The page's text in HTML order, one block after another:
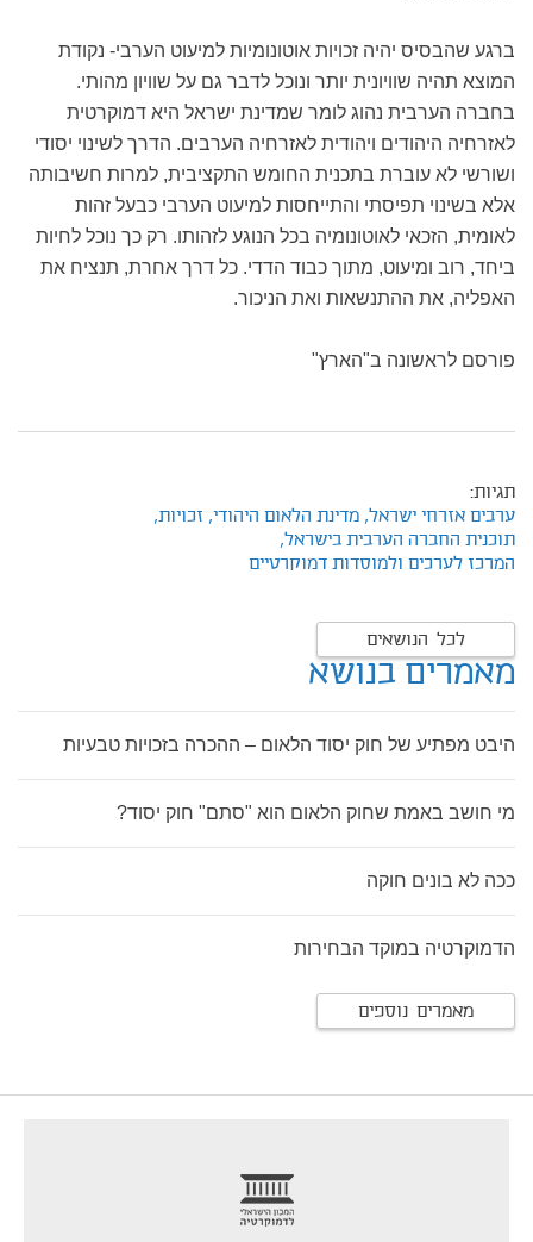
ברגע שהבסיס יהיה זכויות אוטונומיות למיעוט הערבי- נקודת
המוצא תהיה שוויונית יותר ונוכל לדבר גם על שוויון מהותי.
בחברה הערבית נהוג לומר שמדינת ישראל היא דמוקרטית
לאזרחיה היהודים ויהודית לאזרחיה הערבים. הדרך לשינוי יסודי
ושורשי לא עוברת בתכנית החומש התקציבית, למרות חשיבותה
אלא בשינוי תפיסתי והתייחסות למיעוט הערבי כבעל זהות
לאומית, הזכאי לאוטונומיה בכל הנוגע לזהותו. רק כך נוכל לחיות
ביחד, רוב ומיעוט, מתוך כבוד הדדי. כל דרך אחרת, תנציח את
האפליה, את ההתנשאות ואת הניכור.
פורסם לראשונה ב"הארץ"
תגיות:
ערבים אזרחי ישראל, מדינת הלאום היהודי, זכויות,
תוכנית החברה הערבית בישראל,
המרכז לערכים ולמוסדות דמוקרטיים
לכל הנושאים
מאמרים בנושא
היבט מפתיע של חוק יסוד הלאום – ההכרה בזכויות טבעיות
מי חושב באמת שחוק הלאום הוא "סתם" חוק יסוד?
ככה לא בונים חוקה
הדמוקרטיה במוקד הבחירות
מאמרים נוספים